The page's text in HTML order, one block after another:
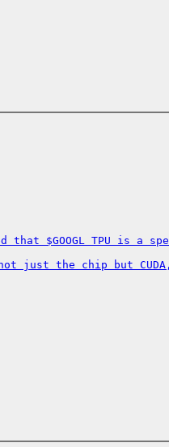
that $GOOGL TPU is
just the chip but